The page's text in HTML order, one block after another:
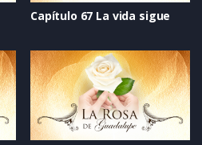
Capítulo 67 La vida sigue